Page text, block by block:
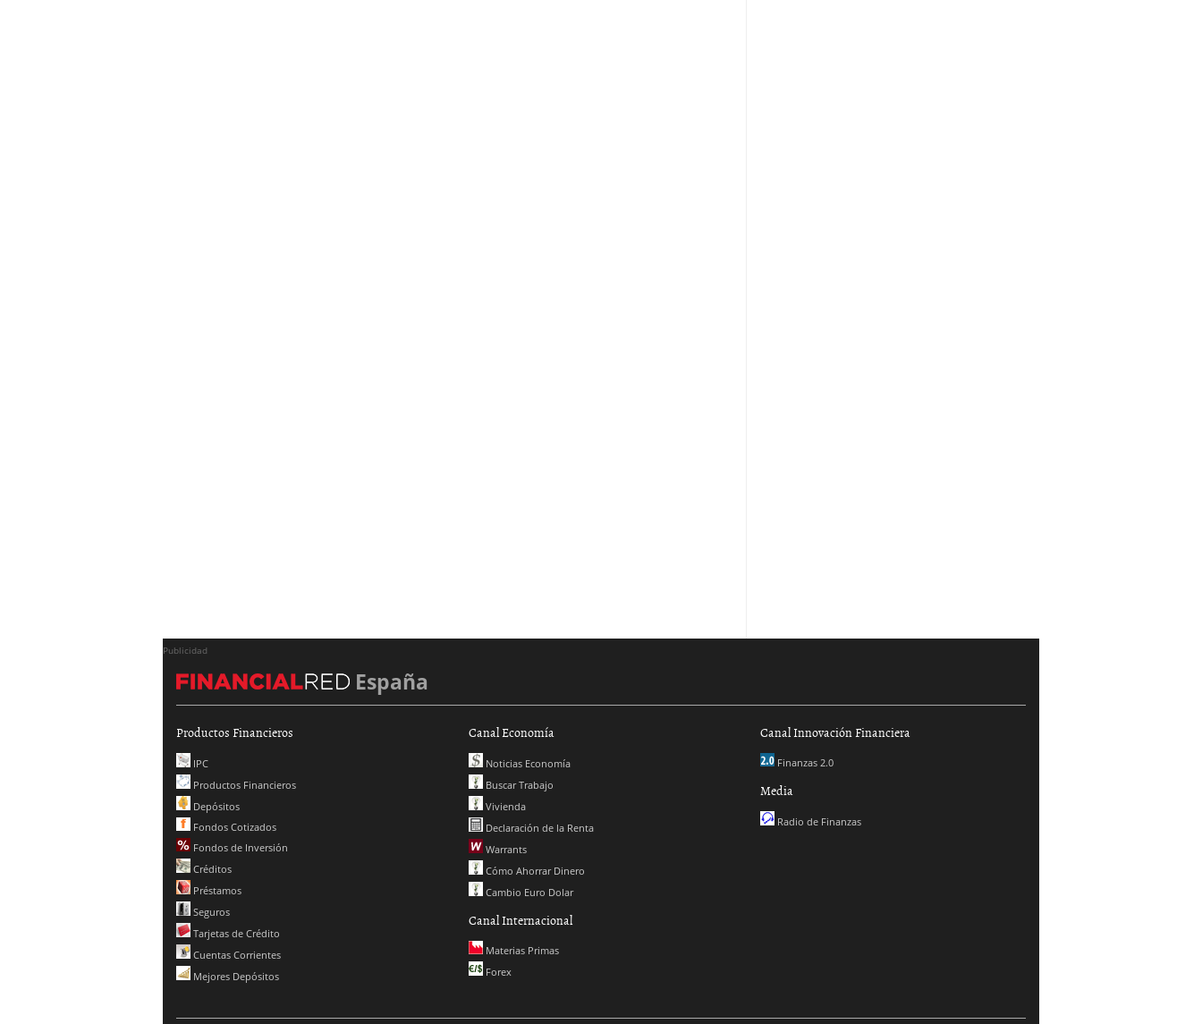
Publicidad
España
Productos Financieros
IPC
Productos Financieros
Depósitos
Fondos Cotizados
Fondos de Inversión
Créditos
Préstamos
Seguros
Tarjetas de Crédito
Cuentas Corrientes
Mejores Depósitos
Canal Economía
Noticias Economía
Buscar Trabajo
Vivienda
Declaración de la Renta
Warrants
Cómo Ahorrar Dinero
Cambio Euro Dolar
Canal Internacional
Materias Primas
Forex
Canal Innovación Financiera
Finanzas 2.0
Media
Radio de Finanzas